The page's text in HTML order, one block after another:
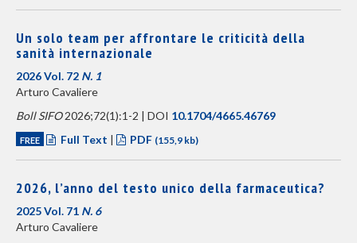
Un solo team per affrontare le criticità della
sanità internazionale
2026 Vol. 72 N. 1
Arturo Cavaliere
Boll SIFO2026;72(1):1-2 | DOI 10.1704/4665.46769
FREE Full Text | PDF (155,9 kb)
2026, l’anno del testo unico della farmaceutica?
2025 Vol. 71 N. 6
Arturo Cavaliere